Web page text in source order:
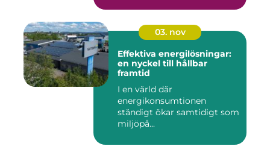
03. nov
Effektiva energilösningar:
en nyckel till hållbar
framtid
I en värld där
energikonsumtionen
ständigt ökar samtidigt som
miljöpå...